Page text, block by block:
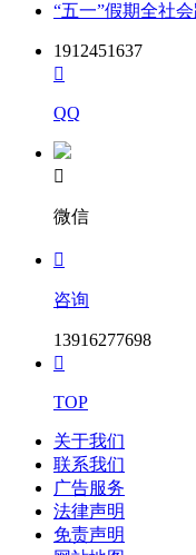
“五一”假期全社
1912451637

QQ

微信

咨询
13916277698

TOP
关于我们
联系我们
广告服务
法律声明
免责声明